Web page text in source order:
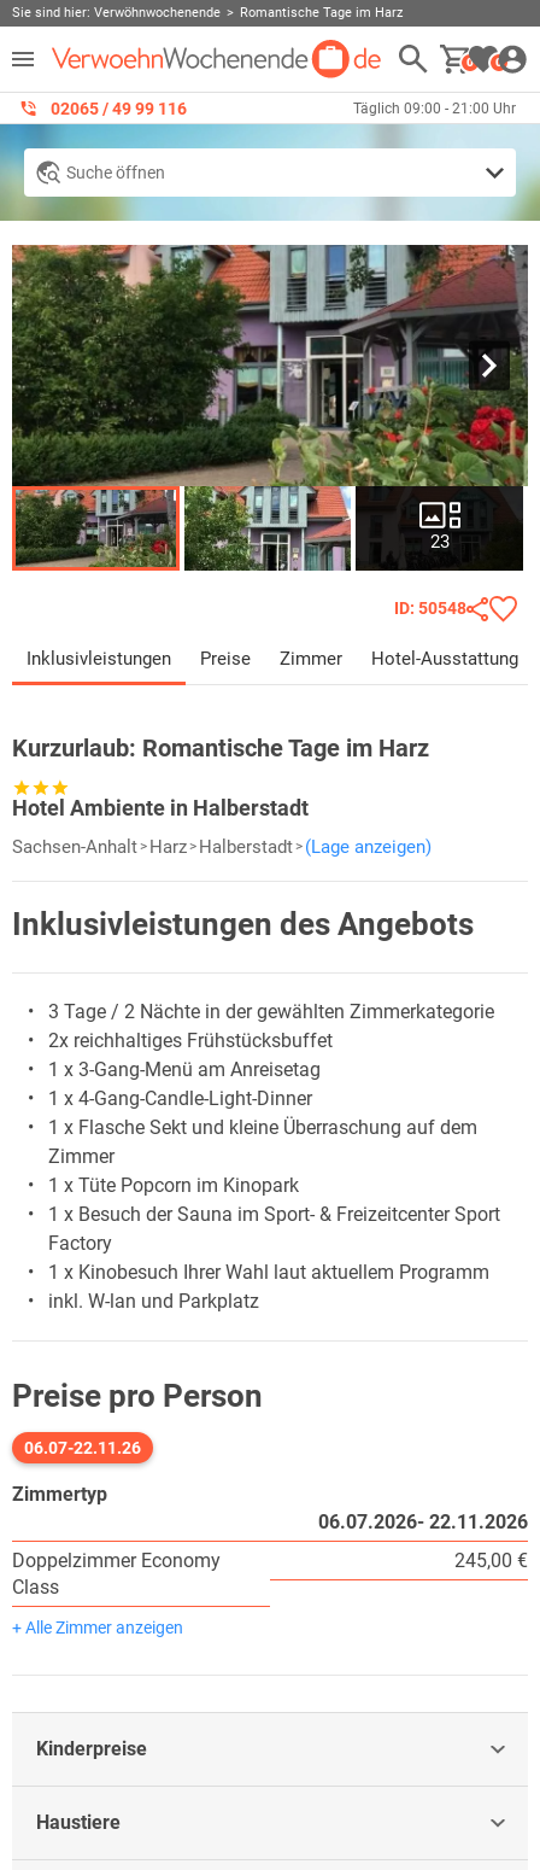
Sie sind hier: Verwöhnwochenende Romantische Tage im Harz
0 0
02065 / 49 ‌99 116 Täglich 09:00 - 21:00 Uhr
Suche öffnen
23
ID: 50548
Inklusivleistungen Preise Zimmer Hotel-Ausstattung
Kurzurlaub: Romantische Tage im Harz
Hotel Ambiente in Halberstadt
Sachsen-Anhalt Harz Halberstadt (Lage anzeigen)
Inklusivleistungen des Angebots
3 Tage / 2 Nächte in der gewählten Zimmerkategorie
2x reichhaltiges Frühstücksbuffet
1 x 3-Gang-Menü am Anreisetag
1 x 4-Gang-Candle-Light-Dinner
1 x Flasche Sekt und kleine Überraschung auf dem
Zimmer
1 x Tüte Popcorn im Kinopark
1 x Besuch der Sauna im Sport- & Freizeitcenter Sport
Factory
1 x Kinobesuch Ihrer Wahl laut aktuellem Programm
inkl. W-lan und Parkplatz
Preise pro Person
06.07-22.11.26
Zimmertyp
Doppelzimmer Economy
Class
+ Alle Zimmer anzeigen
06.07.2026- 22.11.2026
245,00 €
Kinderpreise
Haustiere